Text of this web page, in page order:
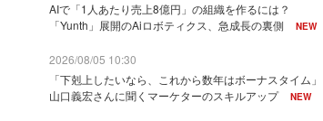
AIで「1人あたり売上8億円」の組織を作るには？
「Yunth」展開のAiロボティクス、急成長の裏側
NEW
2026/08/05 10:30
「下剋上したいなら、これから数年はボーナスタイム」
山口義宏さんに聞くマーケターのスキルアップ
NEW